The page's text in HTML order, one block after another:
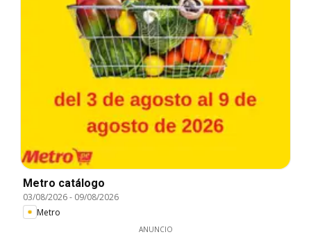
Metro catálogo
03/08/2026- 09/08/2026
Metro
ANUNCIO